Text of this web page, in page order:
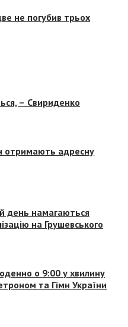
не погубив трьох
– Свириденко
отримають адресну
день намагаються
на Грушевського
о 9:00 у хвилину
та Гімн України